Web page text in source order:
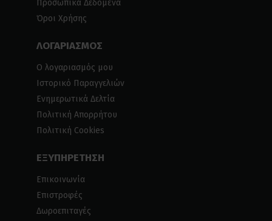
Προσωπικά Δεδομένα
Όροι Χρήσης
ΛΟΓΑΡΙΑΣΜΟΣ
Ο λογαριασμός μου
Ιστορικό Παραγγελιών
Ενημερωτικά Δελτία
Πολιτική Απορρήτου
Πολιτική Cookies
ΕΞΥΠΗΡΕΤΗΣΗ
Επικοινωνία
Επιστροφές
Δωροεπιταγές